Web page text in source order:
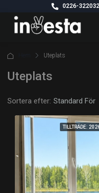
0226-322032
Uteplats
Uteplats
Sortera efter: Standard För
TILLTRÄDE: